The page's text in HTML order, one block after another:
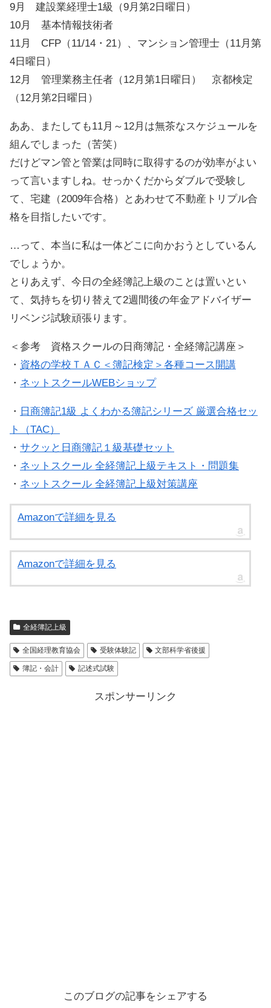
9月 建設業経理士1級（9月第2日曜日）
10月 基本情報技術者
11月 CFP（11/14・21）、マンション管理士（11月第
4日曜日）
12月 管理業務主任者（12月第1日曜日） 京都検定
（12月第2日曜日）
ああ、またしても11月～12月は無茶なスケジュールを
組んでしまった（苦笑）
だけどマン管と管業は同時に取得するのが効率がよい
って言いますしね。せっかくだからダブルで受験し
て、宅建（2009年合格）とあわせて不動産トリプル合
格を目指したいです。
…って、本当に私は一体どこに向かおうとしているん
でしょうか。
とりあえず、今日の全経簿記上級のことは置いとい
て、気持ちを切り替えて2週間後の年金アドバイザー
リベンジ試験頑張ります。
＜参考 資格スクールの日商簿記・全経簿記講座＞
・ 資格の学校ＴＡＣ＜簿記検定＞各種コース開講
・ ネットスクールWEBショップ
・ 日商簿記1級 よくわかる簿記シリーズ 厳選合格セッ
ト（TAC）
・ サクッと日商簿記１級基礎セット
・ ネットスクール 全経簿記上級テキスト・問題集
・ ネットスクール 全経簿記上級対策講座
Amazonで詳細を見る
Amazonで詳細を見る
全経簿記上級
全国経理教育協会 受験体験記 文部科学省後援
簿記・会計 記述式試験
スポンサーリンク
このブログの記事をシェアする